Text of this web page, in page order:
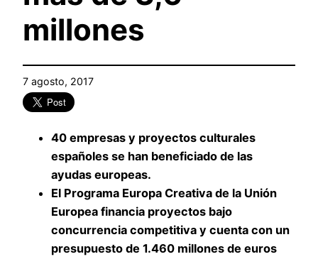
millones
7 agosto, 2017
40 empresas y proyectos culturales
españoles se han beneficiado de las
ayudas europeas.
El Programa Europa Creativa de la Unión
Europea financia proyectos bajo
concurrencia competitiva y cuenta con un
presupuesto de 1.460 millones de euros